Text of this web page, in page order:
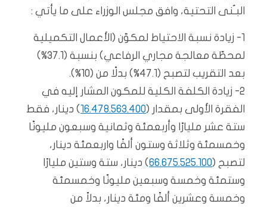
البـُنى التحتية، وافق مجلس الوزراء على ما يأتي :
1- زيادة نسبة الاحتياط لمكوّن (الأعمال التكميلية
لمحطّة معالجة مجاري الرفاعي) بنسبة (37.1%)
بعد التقريب لتصبح (47.1%) بدلًا من (10%).
2- زيادة الكلفة الكلية للمكون المشار إليه في
الفقرة الأولى بمقدار (16.478.563.400) دينار، فقط
ستة عشر مليارًا وأربعمئة وثمانية وسبعون مليونًا
وخمسمئة وثلاثة وستون ألفًا واربعمئة دينار،
لتصبح (66.675.525.100) دينار، ستة وستين مليارًا
وستمئة وخمسة وسبعين مليونًا وخمسمئة
وخمسة وعشرين ألفًا ومئة دينار، بدلاً من